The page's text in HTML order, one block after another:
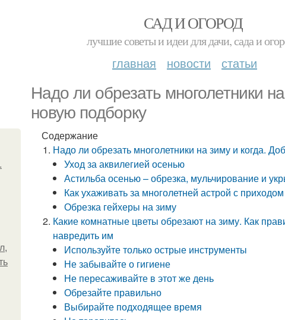
САД И ОГОРОД
лучшие советы и идеи для дачи, сада и
главная новости статьи
Надо ли обрезать многолетники
новую подборку
Содержание
Надо ли обрезать многолетники на зиму и когда.
Уход за аквилегией осенью
Астильба осенью – обрезка, мульчирование и
Как ухаживать за многолетней астрой с
Обрезка гейхеры на зиму
Какие комнатные цветы обрезают на зиму. Как
навредить им
Используйте только острые инструменты
Не забывайте о гигиене
Не пересаживайте в этот же день
Обрезайте правильно
Выбирайте подходящее время